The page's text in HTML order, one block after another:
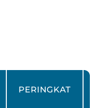
PERINGKAT